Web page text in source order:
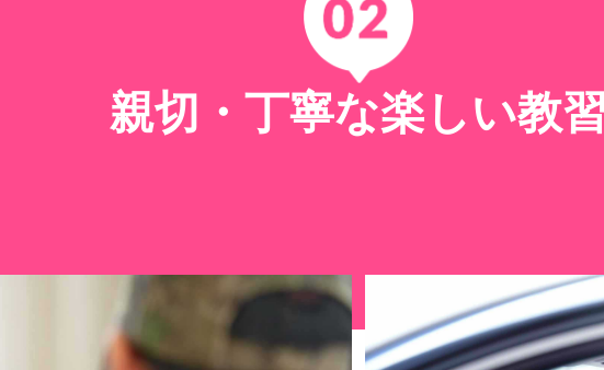
親切・丁寧な楽しい教